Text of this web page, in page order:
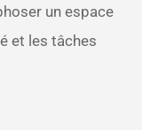
un espace
et les tâches